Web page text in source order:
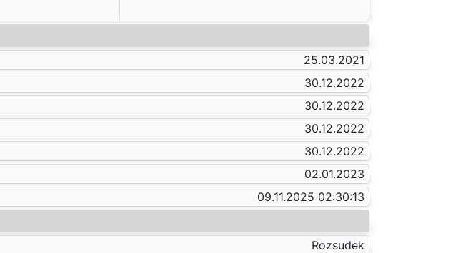
25.03.2021
30.12.2022
30.12.2022
30.12.2022
30.12.2022
02.01.2023
09.11.2025 02:30:13
Rozsudek